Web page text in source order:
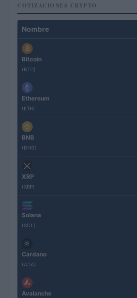
COTIZACIONES CRYPTO
Nombre
Bitcoin
(BTC)
Ethereum
(ETH)
BNB
(BNB)
XRP
(XRP)
Solana
(SOL)
Cardano
(ADA)
Avalanche